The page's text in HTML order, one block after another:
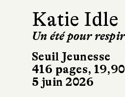
Katie Idle
Un été pour
Seuil Jeunesse
416 pages,
5 juin 2026